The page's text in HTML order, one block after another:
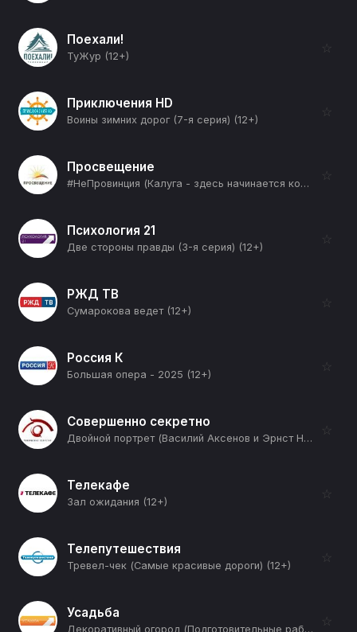
Поехали!
ТуЖур (12+)
☆
Приключения HD
Воины зимних дорог (7-я серия) (12+)
☆
Просвещение
#НеПровинция (Калуга - здесь начинается космос!) (12+)
☆
Психология 21
Две стороны правды (3-я серия) (12+)
☆
РЖД ТВ
Сумарокова ведет (12+)
☆
Россия К
Большая опера - 2025 (12+)
☆
Совершенно секретно
Двойной портрет (Василий Аксенов и Эрнст Неизвестный. Чужие) (12+)
☆
Телекафе
Зал ожидания (12+)
☆
Телепутешествия
Тревел-чек (Самые красивые дороги) (12+)
☆
Усадьба
Декоративный огород (Подготовительные работы) (12+)
☆